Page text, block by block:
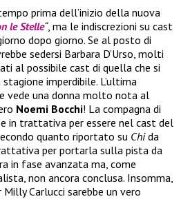
prima dell’inizio della nuova
le Stelle“, ma le indiscrezioni su cast
dopo giorno. Se al posto di
sedersi Barbara D’Urso, molti
al possibile cast di quella che si
imperdibile. L’ultima
vede una donna molto nota al
Noemi Bocchi! La compagna di
in trattativa per essere nel cast del
quanto riportato su Chida
per portarla sulla pista da
in fase avanzata ma, come
non ancora conclusa. Insomma,
Carlucci sarebbe un vero